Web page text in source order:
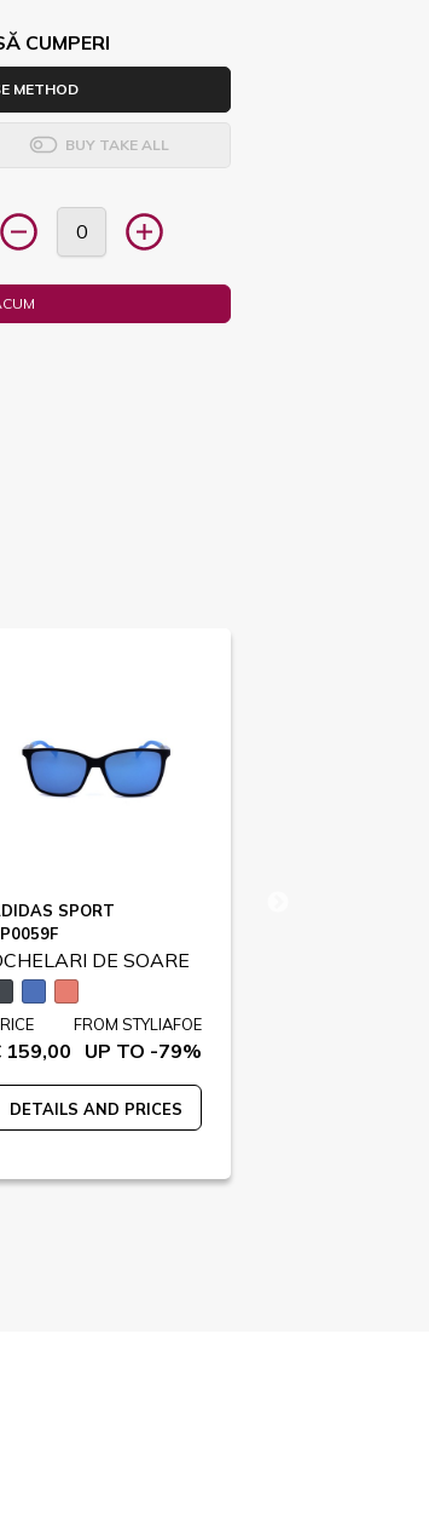
CUMPERI
METHOD
BUY TAKE ALL
SPORT
DE SOARE
159,00
FROM STYLIAFOE
UP TO -79%
DETAILS AND PRICES